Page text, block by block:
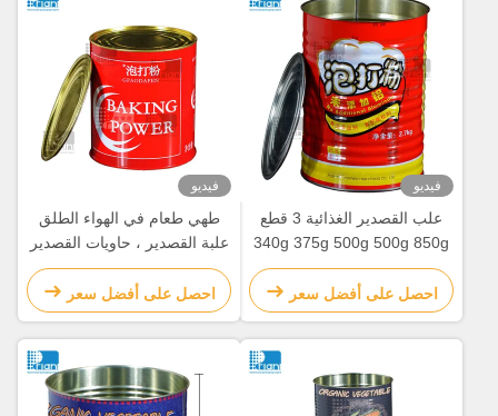
فيديو
علب القصدير الغذائية 3 قطع
340g 375g 500g 500g 850g
مع أغطية سهلة
احصل على أفضل سعر
فيديو
طهي طعام في الهواء الطلق
علبة القصدير ، حاويات القصدير
المعدنية المستديرة حسب
الطلب
احصل على أفضل سعر